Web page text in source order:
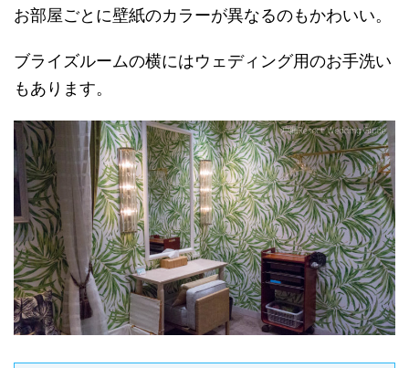
お部屋ごとに壁紙のカラーが異なるのもかわいい。
ブライズルームの横にはウェディング用のお手洗い
もあります。